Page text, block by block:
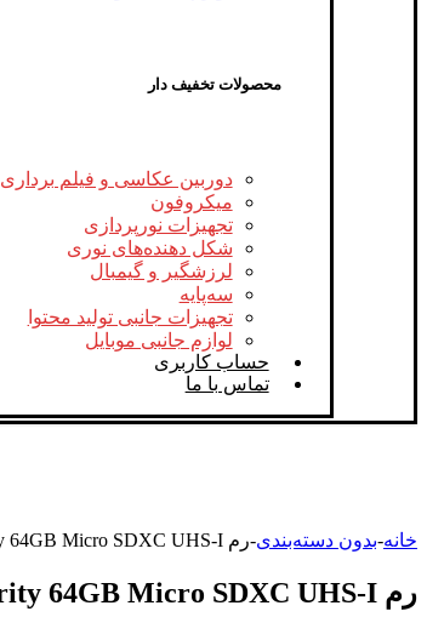
محصولات تخفیف دار
دوربین عکاسی و فیلم برداری
میکروفون
تجهیزات نورپردازی
شکل‌ دهنده‌های نوری
لرزشگیر و گیمبال
سه‌پایه
تجهیزات جانبی تولید محتوا
لوازم جانبی موبایل
حساب کاربری
تماس با ما
خانه-بدون دسته‌بندی-رم Verity 64GB Micro SDXC UHS-I
رم Verity 64GB Micro SDXC UHS-I